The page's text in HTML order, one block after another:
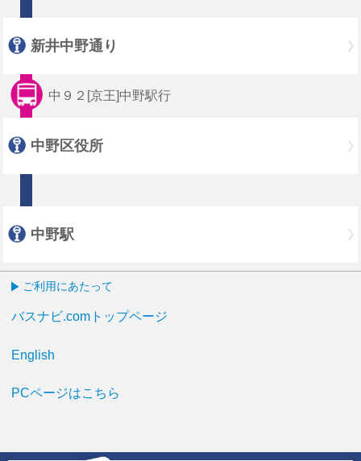
新井中野通り
中９２[京王]中野駅行
中野区役所
中野駅
ご利用にあたって
バスナビ.comトップページ
English
PCページはこちら